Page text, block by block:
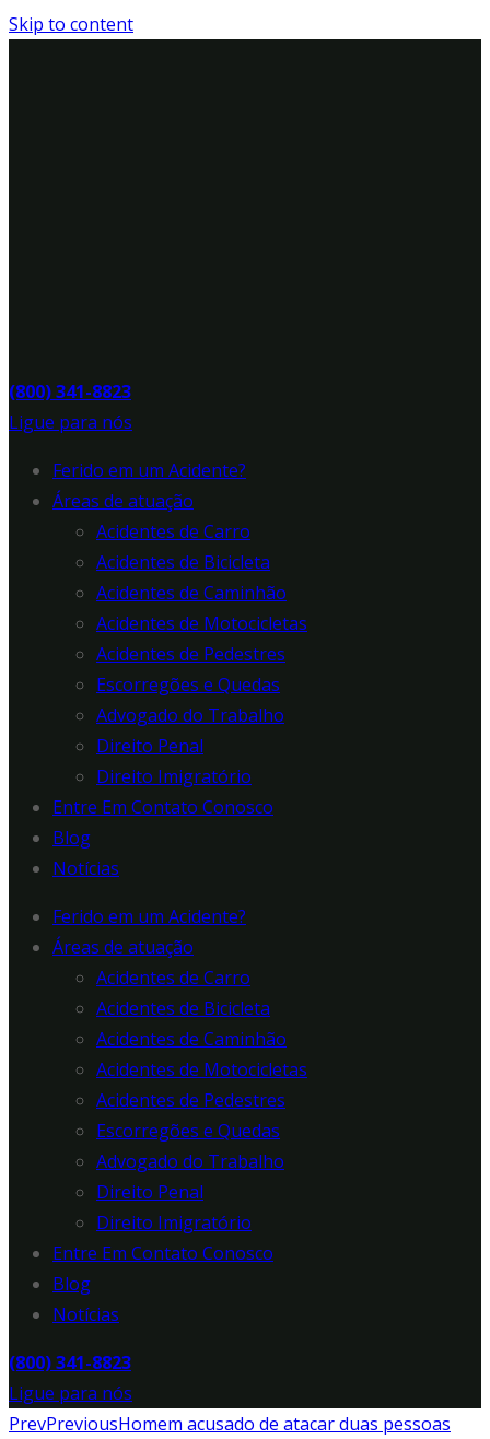
Skip to content
(800) 341-8823
Ligue para nós
Ferido em um Acidente?
Áreas de atuação
Acidentes de Carro
Acidentes de Bicicleta
Acidentes de Caminhão
Acidentes de Motocicletas
Acidentes de Pedestres
Escorregões e Quedas
Advogado do Trabalho
Direito Penal
Direito Imigratório
Entre Em Contato Conosco
Blog
Notícias
Ferido em um Acidente?
Áreas de atuação
Acidentes de Carro
Acidentes de Bicicleta
Acidentes de Caminhão
Acidentes de Motocicletas
Acidentes de Pedestres
Escorregões e Quedas
Advogado do Trabalho
Direito Penal
Direito Imigratório
Entre Em Contato Conosco
Blog
Notícias
(800) 341-8823
Ligue para nós
PrevPreviousHomem acusado de atacar duas pessoas